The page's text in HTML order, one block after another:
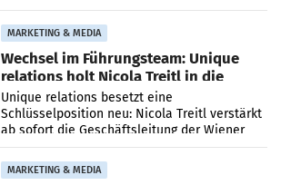
MARKETING & MEDIA
Wechsel im Führungsteam: Unique
relations holt Nicola Treitl in die
Geschäftsleitung
Unique relations besetzt eine
Schlüsselposition neu: Nicola Treitl verstärkt
ab sofort die Geschäftsleitung der Wiener
PR-Agentur an der Seite von Josef Kalina und
Anna Kalina-Mahr.
MARKETING & MEDIA